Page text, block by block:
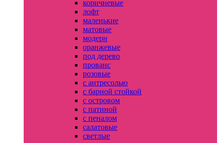
коричневые
лофт
маленькие
матовые
модерн
оранжевые
под дерево
прованс
розовые
с антресолью
с барной стойкой
с островом
с патиной
с пеналом
салатовые
светлые